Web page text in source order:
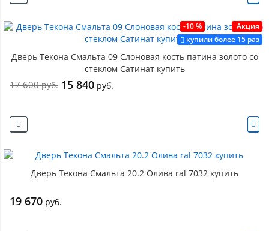
-10 %
Акция
купили более 15 раз
Дверь Текона Смальта 09 Слоновая кость патина золото со
стеклом Сатинат купить
17 600руб. 15 840 руб.
Дверь Текона Смальта 20.2 Олива ral 7032 купить
19 670 руб.